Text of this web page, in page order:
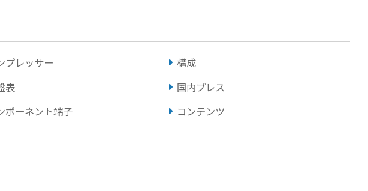
プレッサー
構成
表
国内プレス
ポーネント端子 コンテンツ